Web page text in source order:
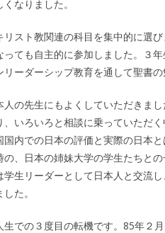
なりました。
スト教関連の科目を集中的に選
っても自主的に参加しました。３
ーダーシップ教育を通して聖書
の先生にもよくしていただきま
いろいろと相談に乗っていただ
国内での日本の評価と実際の日本
の、日本の姉妹大学の学生たちと
学生リーダーとして日本人と交流
た。
生での３度目の転機です。85年２